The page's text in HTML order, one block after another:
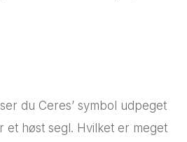
du Ceres’ symbol udpeget
et høst segl. Hvilket er meget